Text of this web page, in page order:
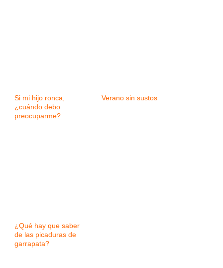
Si mi hijo ronca,
¿cuándo debo
preocuparme?
Verano sin sustos
¿Qué hay que saber
de las picaduras de
garrapata?